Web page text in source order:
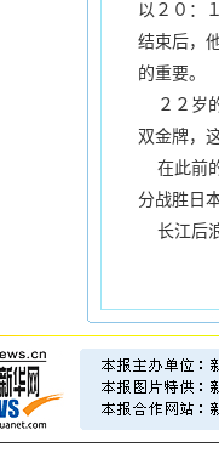
以２０：
结束后，
的重要。
２２岁
双金牌，
在此前
分战胜日
长江后